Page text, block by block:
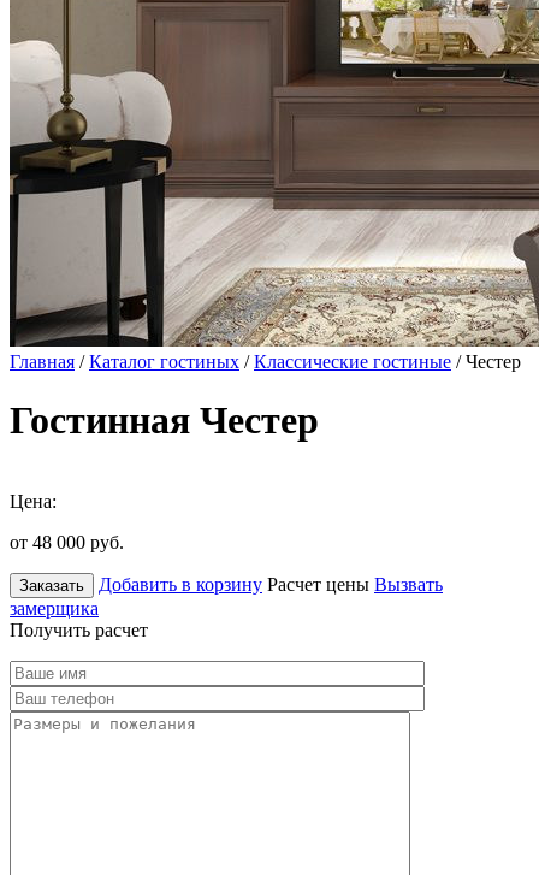
Главная /Каталог гостиных /Классические гостиные / Честер
Гостинная Честер
Цена:
от 48 000 руб.
Заказать Добавить в корзину Расчет цены Вызвать
замерщика
Получить расчет